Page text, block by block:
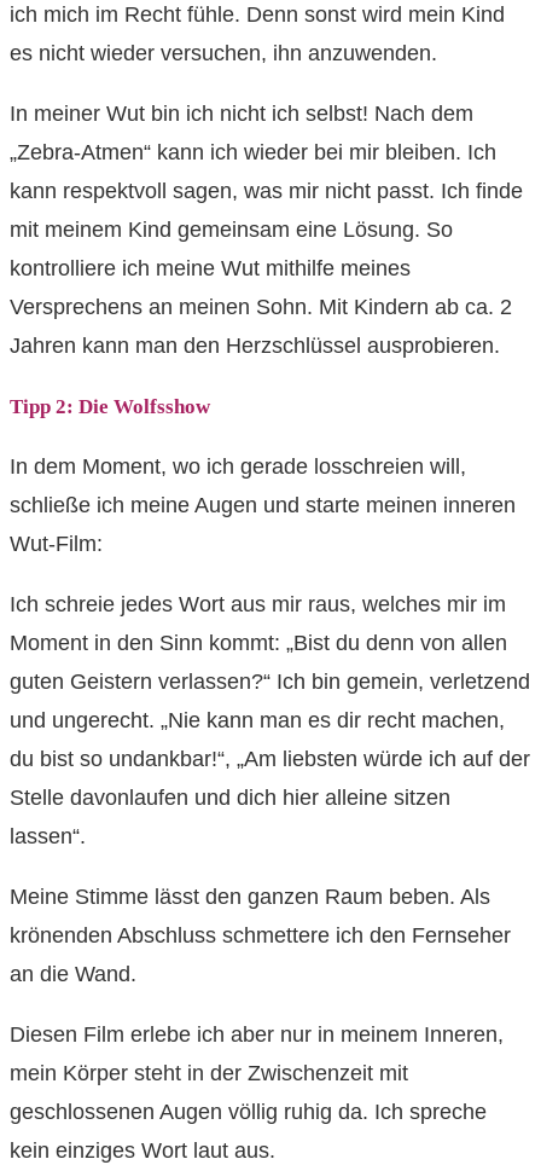
ich mich im Recht fühle. Denn sonst wird mein Kind
es nicht wieder versuchen, ihn anzuwenden.
In meiner Wut bin ich nicht ich selbst! Nach dem
„Zebra-Atmen“ kann ich wieder bei mir bleiben. Ich
kann respektvoll sagen, was mir nicht passt. Ich finde
mit meinem Kind gemeinsam eine Lösung. So
kontrolliere ich meine Wut mithilfe meines
Versprechens an meinen Sohn. Mit Kindern ab ca. 2
Jahren kann man den Herzschlüssel ausprobieren.
Tipp 2: Die Wolfsshow
In dem Moment, wo ich gerade losschreien will,
schließe ich meine Augen und starte meinen inneren
Wut-Film:
Ich schreie jedes Wort aus mir raus, welches mir im
Moment in den Sinn kommt: „Bist du denn von allen
guten Geistern verlassen?“ Ich bin gemein, verletzend
und ungerecht. „Nie kann man es dir recht machen,
du bist so undankbar!“, „Am liebsten würde ich auf der
Stelle davonlaufen und dich hier alleine sitzen
lassen“.
Meine Stimme lässt den ganzen Raum beben. Als
krönenden Abschluss schmettere ich den Fernseher
an die Wand.
Diesen Film erlebe ich aber nur in meinem Inneren,
mein Körper steht in der Zwischenzeit mit
geschlossenen Augen völlig ruhig da. Ich spreche
kein einziges Wort laut aus.